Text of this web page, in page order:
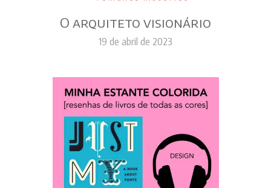
O arquiteto visionário
19 de abril de 2023